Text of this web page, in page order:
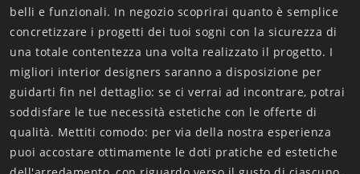
belli e funzionali. In negozio scoprirai quanto è semplice
concretizzare i progetti dei tuoi sogni con la sicurezza di
una totale contentezza una volta realizzato il progetto. I
migliori interior designers saranno a disposizione per
guidarti fin nel dettaglio: se ci verrai ad incontrare, potrai
soddisfare le tue necessità estetiche con le offerte di
qualità. Mettiti comodo: per via della nostra esperienza
puoi accostare ottimamente le doti pratiche ed estetiche